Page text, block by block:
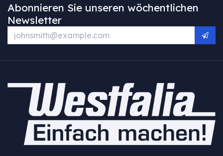
Abonnieren Sie unseren wöchentlichen
Newsletter